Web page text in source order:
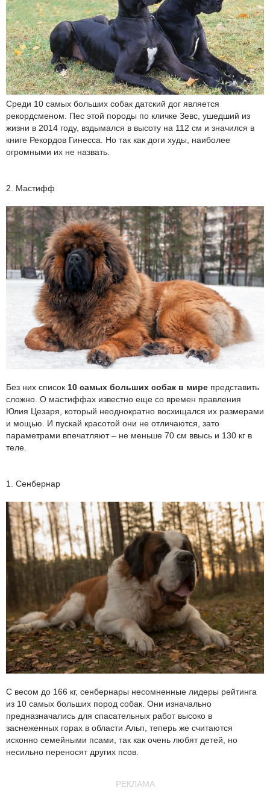
Среди 10 самых больших собак датский дог является
рекордсменом. Пес этой породы по кличке Зевс, ушедший из
жизни в 2014 году, вздымался в высоту на 112 см и значился в
книге Рекордов Гинесса. Но так как доги худы, наиболее
огромными их не назвать.
2. Мастифф
Без них список 10 самых больших собак в мире представить
сложно. О мастиффах известно еще со времен правления
Юлия Цезаря, который неоднократно восхищался их размерами
и мощью. И пускай красотой они не отличаются, зато
параметрами впечатляют – не меньше 70 см ввысь и 130 кг в
теле.
1. Сенбернар
С весом до 166 кг, сенбернары несомненные лидеры рейтинга
из 10 самых больших пород собак. Они изначально
предназначались для спасательных работ высоко в
заснеженных горах в области Альп, теперь же считаются
исконно семейными псами, так как очень любят детей, но
несильно переносят других псов.
РЕКЛАМА